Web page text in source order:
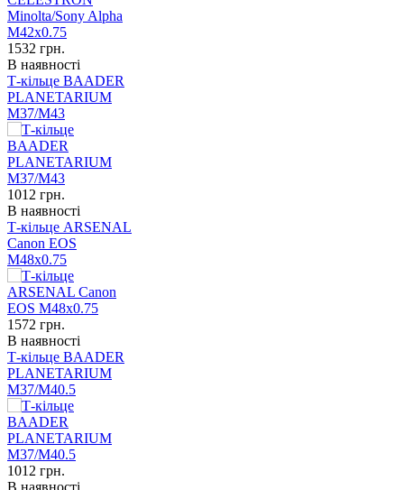
1532 грн.
В наявності
Т-кільце BAADER
PLANETARIUM
М37/М43
1012 грн.
В наявності
Т-кільце ARSENAL
Canon EOS
М48x0.75
1572 грн.
В наявності
Т-кільце BAADER
PLANETARIUM
М37/М40.5
1012 грн.
В наявності